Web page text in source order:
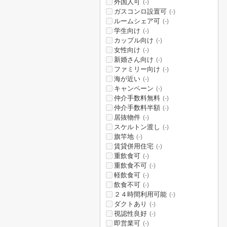
外国人可 (-)
ガスコンロ設置可 (-)
ルームシェア可 (-)
学生向け (-)
カップル向け (-)
女性向け (-)
新婚さん向け (-)
ファミリー向け (-)
海が近い (-)
キャンペーン (-)
仲介手数料無料 (-)
仲介手数料半額 (-)
居抜物件 (-)
スケルトン渡し (-)
旗竿地 (-)
賃貸併用住宅 (-)
重飲食可 (-)
重飲食不可 (-)
軽飲食可 (-)
飲食不可 (-)
２４時間利用可能 (-)
ダクトあり (-)
視認性良好 (-)
即営業可 (-)